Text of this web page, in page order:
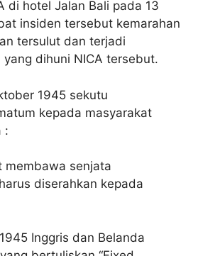
di hotel Jalan Bali pada 13
insiden tersebut kemarahan
tersulut dan terjadi
dihuni NICA tersebut.
1945 sekutu
kepada masyarakat
:
membawa senjata
diserahkan kepada
Inggris dan Belanda